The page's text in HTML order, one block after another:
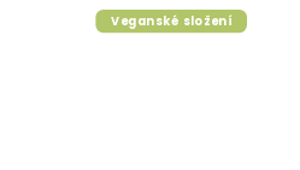
Veganské složení